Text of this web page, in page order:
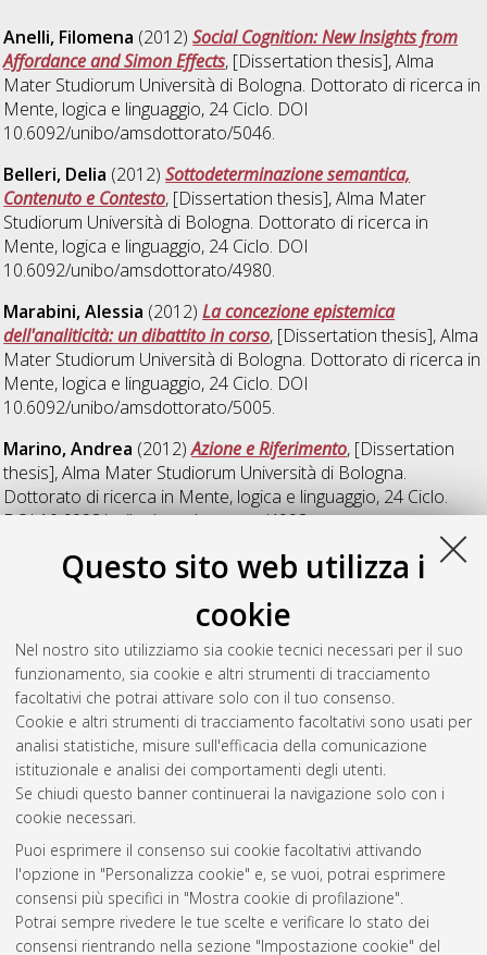
Questo sito web utilizza i
cookie
Nel nostro sito utilizziamo sia cookie tecnici necessari per il suo
funzionamento, sia cookie e altri strumenti di tracciamento
facoltativi che potrai attivare solo con il tuo consenso.
Cookie e altri strumenti di tracciamento facoltativi sono usati per
analisi statistiche, misure sull'efficacia della comunicazione
istituzionale e analisi dei comportamenti degli utenti.
Se chiudi questo banner continuerai la navigazione solo con i
cookie necessari.
Puoi esprimere il consenso sui cookie facoltativi attivando
l'opzione in "Personalizza cookie" e, se vuoi, potrai esprimere
consensi più specifici in "Mostra cookie di profilazione".
Potrai sempre rivedere le tue scelte e verificare lo stato dei
consensi rientrando nella sezione "Impostazione cookie" del
Anelli, Filomena (2012)Social Cognition: New Insights from
Affordance and Simon Effects, [Dissertation thesis], Alma
Mater Studiorum Università di Bologna. Dottorato di ricerca in
Mente, logica e linguaggio, 24 Ciclo. DOI
10.6092/unibo/amsdottorato/5046.
Belleri, Delia (2012)Sottodeterminazione semantica,
Contenuto e Contesto, [Dissertation thesis], Alma Mater
Studiorum Università di Bologna. Dottorato di ricerca in
Mente, logica e linguaggio, 24 Ciclo. DOI
10.6092/unibo/amsdottorato/4980.
Marabini, Alessia (2012)La concezione epistemica
dell'analiticità: un dibattito in corso, [Dissertation thesis], Alma
Mater Studiorum Università di Bologna. Dottorato di ricerca in
Mente, logica e linguaggio, 24 Ciclo. DOI
10.6092/unibo/amsdottorato/5005.
Marino, Andrea (2012)Azione e Riferimento, [Dissertation
thesis], Alma Mater Studiorum Università di Bologna.
Dottorato di ricerca in Mente, logica e linguaggio, 24 Ciclo.
DOI 10.6092/unibo/amsdottorato/4998.
Sivertsava, Iryna(2012)Stili cognitivi e sofisticazione politica,
un approccio sperimentale allo studio del comportamento di
voto dei giovani elettori Italiani e Bielorussi
thesis], Alma Mater Studiorum Università di Bologna.
Dottorato di ricerca inMente, logica e linguaggio, 24 Ciclo.
DOI 10.6092/unibo/amsdottorato/4969.
Questa lista e' stata generata ilSat Aug 8 20:50:15 2026
Atom
Rss 1.0
Rss 2.0